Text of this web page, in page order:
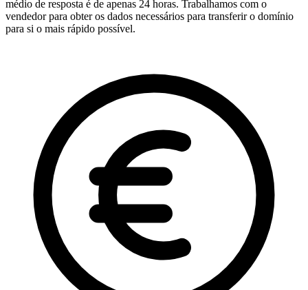
médio de resposta é de apenas 24 horas. Trabalhamos com o
vendedor para obter os dados necessários para transferir o domínio
para si o mais rápido possível.